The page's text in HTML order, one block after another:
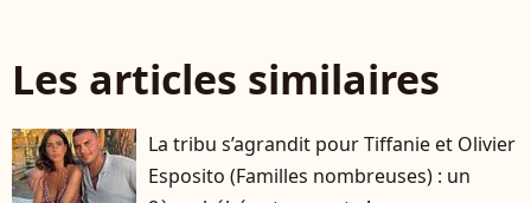
Les articles similaires
La tribu s’agrandit pour Tiffanie et Olivier
Esposito (Familles nombreuses) : un